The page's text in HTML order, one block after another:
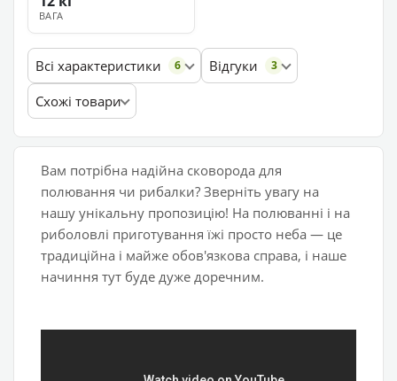
ВАГА
Всі характеристики 6 Відгуки 3
Схожі товари
Вам потрібна надійна сковорода для
полювання чи рибалки? Зверніть увагу на
нашу унікальну пропозицію! На полюванні і на
риболовлі приготування їжі просто неба — це
традиційна і майже обов'язкова справа, і наше
начиння тут буде дуже доречним.